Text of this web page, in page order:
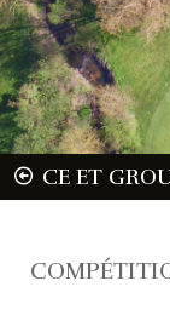
CE ET